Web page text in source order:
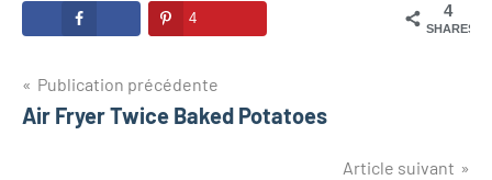
4
SHARES
4
Navigation
de
Publication précédente
Air Fryer Twice Baked Potatoes
Article suivant